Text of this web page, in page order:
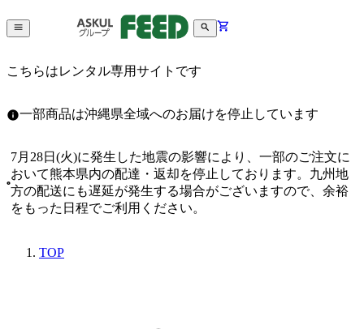
こちらはレンタル専用サイトです
一部商品は沖縄県全域へのお届けを停止しています
7月28日(火)に発生した地震の影響により、一部のご注文に
おいて熊本県内の配達・返却を停止しております。九州地
方の配送にも遅延が発生する場合がございますので、余裕
をもった日程でご利用ください。
TOP